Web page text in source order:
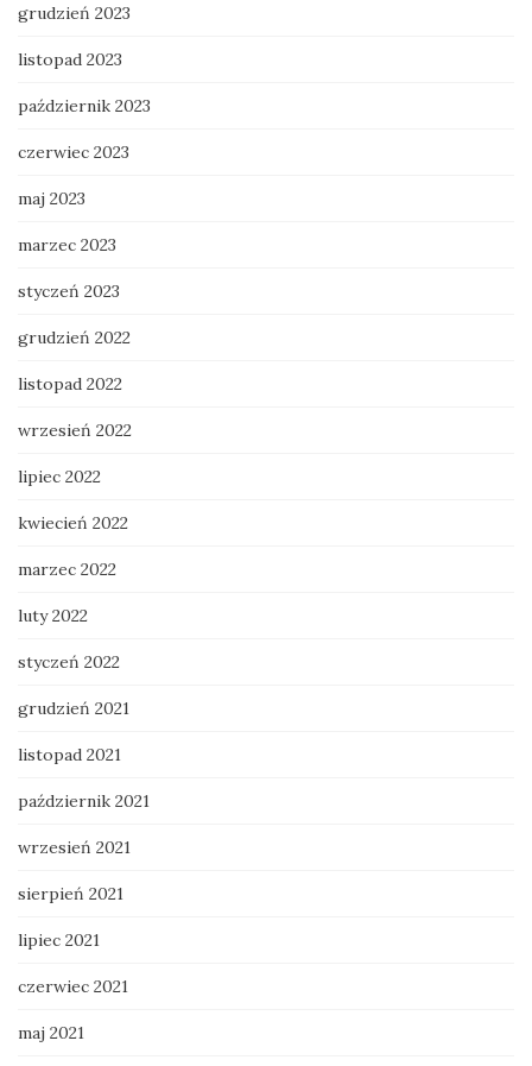
grudzień 2023
listopad 2023
październik 2023
czerwiec 2023
maj 2023
marzec 2023
styczeń 2023
grudzień 2022
listopad 2022
wrzesień 2022
lipiec 2022
kwiecień 2022
marzec 2022
luty 2022
styczeń 2022
grudzień 2021
listopad 2021
październik 2021
wrzesień 2021
sierpień 2021
lipiec 2021
czerwiec 2021
maj 2021